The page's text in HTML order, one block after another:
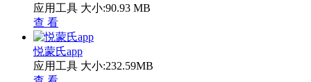
应用工具 大小:90.93 MB
查 看
悦蒙氏app
应用工具 大小:232.59MB